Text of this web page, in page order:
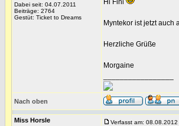
Dabei seit: 04.07.2011
Beiträge: 2764
Gestüt: Ticket to Dreams
Hi Fini
Myntekor ist jetzt auch
Herzliche Grüße
Morgaine
Nach oben
Miss Horsle Verfasst am: 08.08.2012